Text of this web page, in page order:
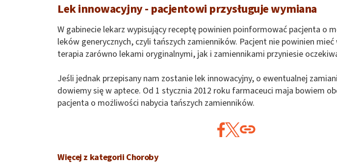
Lek innowacyjny - pacjentowi przysługuje wymiana
W gabinecie lekarz wypisujący receptę powinien poinformować pacjenta o
leków generycznych, czyli tańszych zamienników. Pacjent nie powinien
terapia zarówno lekami oryginalnymi, jak i zamiennikami przyniesie
Jeśli jednak przepisany nam zostanie lek innowacyjny, o ewentualnej
dowiemy się w aptece. Od 1 stycznia 2012 roku farmaceuci maja bowiem
pacjenta o możliwości nabycia tańszych zamienników.
Więcej z kategorii Choroby